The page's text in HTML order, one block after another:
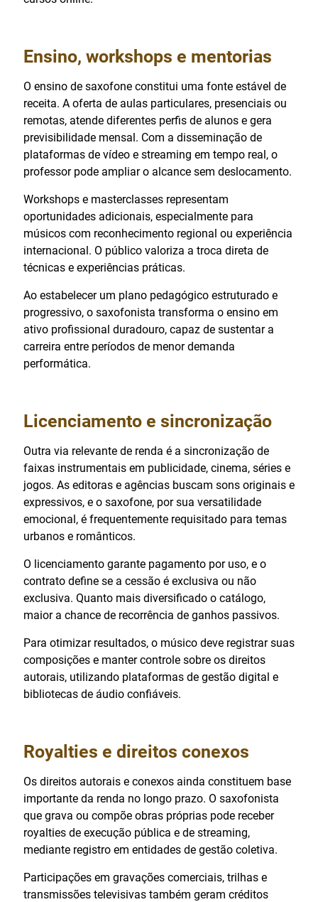
Ensino, workshops e mentorias
O ensino de saxofone constitui uma fonte estável de
receita. A oferta de aulas particulares, presenciais ou
remotas, atende diferentes perfis de alunos e gera
previsibilidade mensal. Com a disseminação de
plataformas de vídeo e streaming em tempo real, o
professor pode ampliar o alcance sem deslocamento.
Workshops e masterclasses representam
oportunidades adicionais, especialmente para
músicos com reconhecimento regional ou experiência
internacional. O público valoriza a troca direta de
técnicas e experiências práticas.
Ao estabelecer um plano pedagógico estruturado e
progressivo, o saxofonista transforma o ensino em
ativo profissional duradouro, capaz de sustentar a
carreira entre períodos de menor demanda
performática.
Licenciamento e sincronização
Outra via relevante de renda é a sincronização de
faixas instrumentais em publicidade, cinema, séries e
jogos. As editoras e agências buscam sons originais e
expressivos, e o saxofone, por sua versatilidade
emocional, é frequentemente requisitado para temas
urbanos e românticos.
O licenciamento garante pagamento por uso, e o
contrato define se a cessão é exclusiva ou não
exclusiva. Quanto mais diversificado o catálogo,
maior a chance de recorrência de ganhos passivos.
Para otimizar resultados, o músico deve registrar suas
composições e manter controle sobre os direitos
autorais, utilizando plataformas de gestão digital e
bibliotecas de áudio confiáveis.
Royalties e direitos conexos
Os direitos autorais e conexos ainda constituem base
importante da renda no longo prazo. O saxofonista
que grava ou compõe obras próprias pode receber
royalties de execução pública e de streaming,
mediante registro em entidades de gestão coletiva.
Participações em gravações comerciais, trilhas e
transmissões televisivas também geram créditos